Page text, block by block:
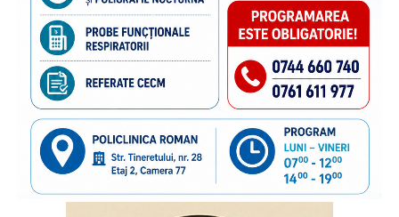
“Poliția de Frontieră Română este alături de Organizația
Salvați Copiii în acest demers de informare și prevenire,
deoarece știm că, dincolo de frontiere, există și povești de
familie care au nevoie de sprijin. În anii de colaborare am
susținut împreună transmiterea unor mesaje importante
către părinții care pleacă la muncă în străinătate,
încurajându-i să păstreze o legătură permanentă cu copiii
rămași acasă și să acorde atenție nevoilor lor emoționale.
Vom continua acest parteneriat, convinși că informarea și